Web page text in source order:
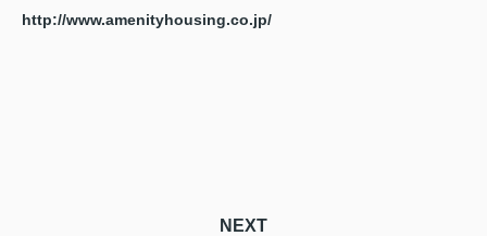
http://www.amenityhousing.co.jp/
NEXT